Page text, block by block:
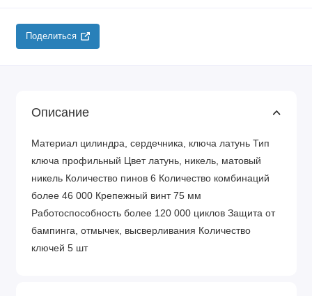
Поделиться
Описание
Материал цилиндра, сердечника, ключа латунь Тип
ключа профильный Цвет латунь, никель, матовый
никель Количество пинов 6 Количество комбинаций
более 46 000 Крепежный винт 75 мм
Работоспособность более 120 000 циклов Защита от
бампинга, отмычек, высверливания Количество
ключей 5 шт